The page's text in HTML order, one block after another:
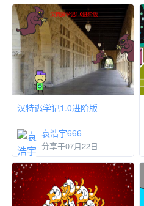
汉特逃学记1.0进阶版
袁浩宇666
分享于07月22日